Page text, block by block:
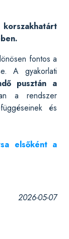
fontos a
A gyakorlati
pusztán a
a rendszer
és
elsőként a
2026-05-07